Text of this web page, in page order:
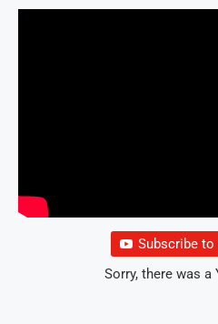
Subscribe to
Sorry, there was a